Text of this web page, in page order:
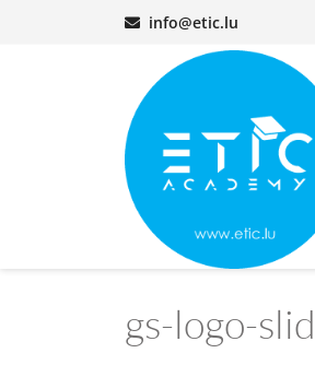
info@etic.lu
gs-logo-